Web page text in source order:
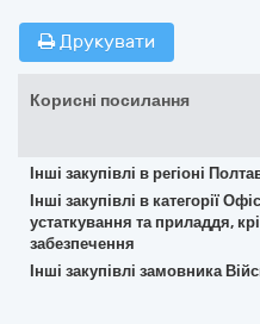
Друкувати
Корисні посилання
Інші закупівлі в регіоні
Інші закупівлі в категорії
устаткування та приладдя,
забезпечення
Інші закупівлі замовника